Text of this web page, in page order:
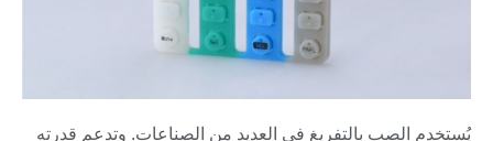
يُستخدم الصب بالتفريغ في العديد من الصناعات. وتدعم قدرته